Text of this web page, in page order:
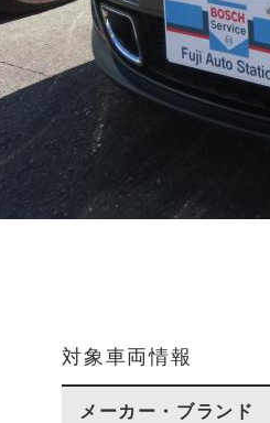
対象車両情報
メーカー・ブランド